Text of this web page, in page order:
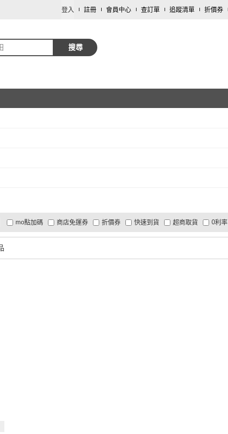
登入 註冊 會員中心 查訂單 追蹤清單 折價券
搜尋
折價券
有影片
商品有量 電視購物
mo點加碼 快速到貨 超商取貨
大家電安心配
大家電快配
商店免運券 0利率